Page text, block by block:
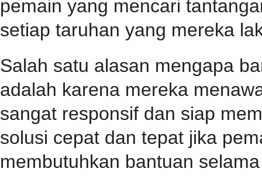
pemain yang mencari
setiap taruhan yang mereka
Salah satu alasan mengapa
adalah karena mereka
sangat responsif dan siap
solusi cepat dan tepat jika
membutuhkan bantuan